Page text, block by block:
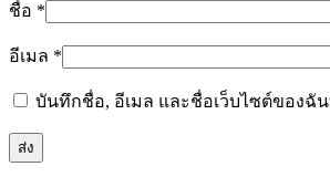
ชื่อ *
อีเมล *
บันทึกชื่อ, อีเมล และชื่อเว็บไซต์ของฉั